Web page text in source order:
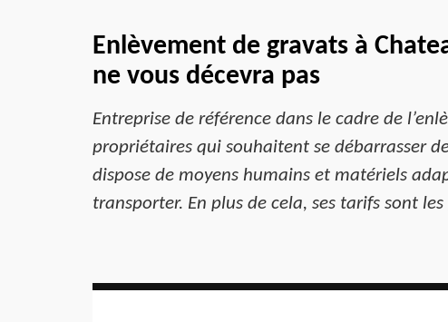
Enlèvement de gravats à
ne vous décevra pas
Entreprise de référence dans le cadre de
propriétaires qui souhaitent se débarrasser
dispose de moyens humains et matériels
transporter. En plus de cela, ses tarifs sont